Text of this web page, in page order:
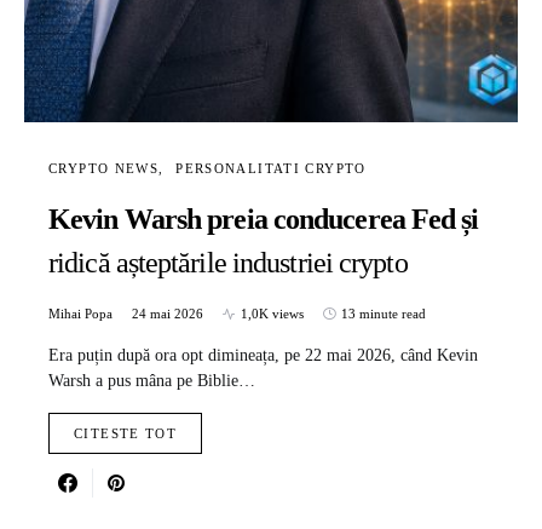
CRYPTO NEWS PERSONALITATI CRYPTO
Kevin Warsh preia conducerea Fed și
ridică așteptările industriei crypto
Mihai Popa 24 mai 2026 1,0K views 13 minute read
Era puțin după ora opt dimineața, pe 22 mai 2026, când Kevin
Warsh a pus mâna pe Biblie…
CITESTE TOT